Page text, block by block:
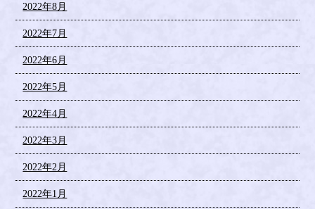
2022年8月
2022年7月
2022年6月
2022年5月
2022年4月
2022年3月
2022年2月
2022年1月